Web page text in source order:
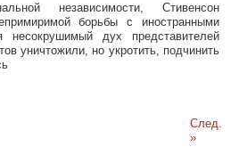
независимости, Стивенсон
борьбы с иностранными
несокрушимый дух представителей
уничтожили, но укротить, подчинить
След.
»